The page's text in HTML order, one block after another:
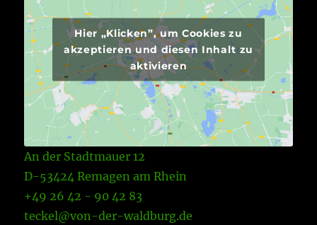
Hier „Klicken”, um Cookies zu
akzeptieren und diesen Inhalt zu
aktivieren
An der Stadtmauer 12
D-53424 Remagen am Rhein
+49 26 42 - 90 42 83
teckel@von-der-waldburg.de